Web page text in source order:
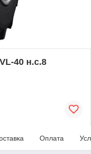
40 н.с.8
Оплата